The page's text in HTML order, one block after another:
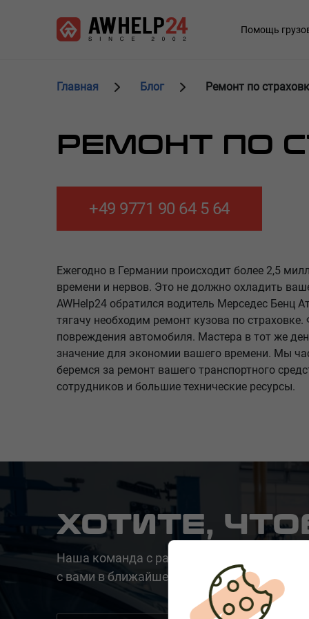
Main
Помощь
Главная Блог Ремонт по
РЕМОНТ ПО
+49 9771 90 64 5 64
Ежегодно в Германии происходит более 2,5
времени и нервов. Это не должно охладить
AWHelp24 обратился водитель Мерседес Бенц
тягачу необходим ремонт кузова по
повреждения автомобиля. Мастера в тот же
значение для экономии вашего времени. Мы
беремся за ремонт вашего транспортного
сотрудников и большие технические ресурсы.
ХОТИТЕ,
Наша команда с радостью поможет вам.
с вами в ближайшее время, чтобы быстро